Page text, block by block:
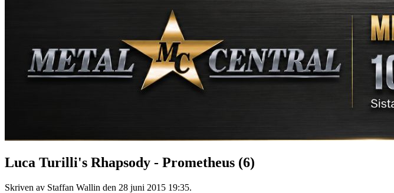
Luca Turilli's Rhapsody - Prometheus (6)
Skriven av Staffan Wallin den 28 juni 2015 19:35.